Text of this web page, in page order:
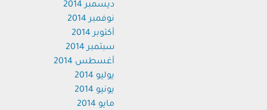
ديسمبر 2014
نوفمبر 2014
أكتوبر 2014
سبتمبر 2014
أغسطس 2014
يوليو 2014
يونيو 2014
مايو 2014